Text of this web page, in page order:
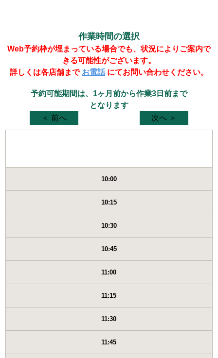
作業時間の選択
Web予約枠が埋まっている場合でも、状況によりご案内で
きる可能性がございます。
詳しくは各店舗まで お電話にてお問い合わせください。
予約可能期間は、1ヶ月前から作業3日前まで
となります
＜ 前へ
次へ ＞
10:00
10:15
10:30
10:45
11:00
11:15
11:30
11:45